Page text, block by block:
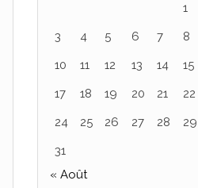
1
3
4 5 6 7 8
10
11 12 13 14 15
17
18 19 20 21 22
24
25 26 27 28 29
31
« Août